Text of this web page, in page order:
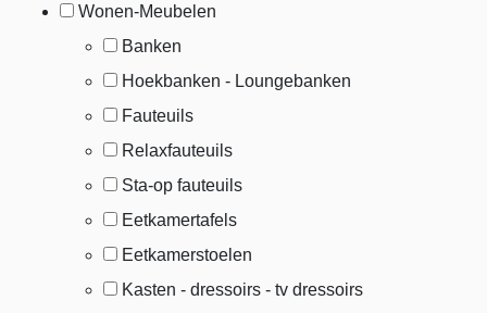
Wonen-Meubelen
Banken
Hoekbanken - Loungebanken
Fauteuils
Relaxfauteuils
Sta-op fauteuils
Eetkamertafels
Eetkamerstoelen
Kasten - dressoirs - tv dressoirs